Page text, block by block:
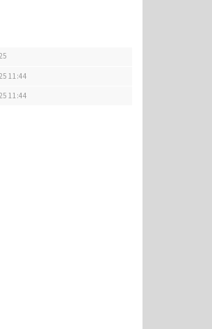
11:44
11:44